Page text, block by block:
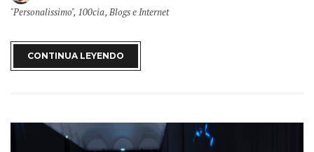
"Personalissimo", 100cia, Blogs e Internet
CONTINUA LEYENDO